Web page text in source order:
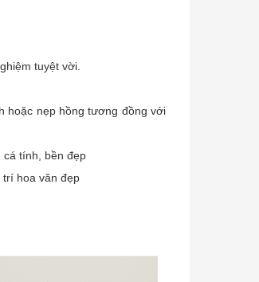
tuyệt vời.
hoặc nẹp hồng tương đồng với
cá tính, bền đẹp
trí hoa văn đẹp